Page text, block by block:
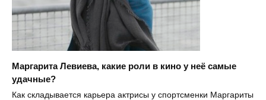
Маргарита Левиева, какие роли в кино у неё самые
удачные?
Как складывается карьера актрисы у спортсменки Маргариты